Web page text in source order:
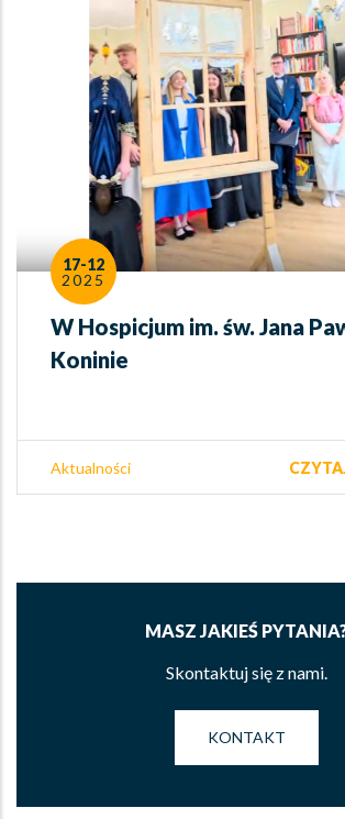
17-12
2025
W Hospicjum im. św. Jana
Koninie
Aktualności
MASZ JAKIEŚ
Skontaktuj się z nami.
KONTAKT